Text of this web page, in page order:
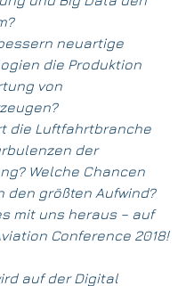
neuartige
die Produktion
von
die Luftfahrtbranche
der
Welche Chancen
den größten Aufwind?
mit uns heraus – auf
Conference 2018!
auf der Digital